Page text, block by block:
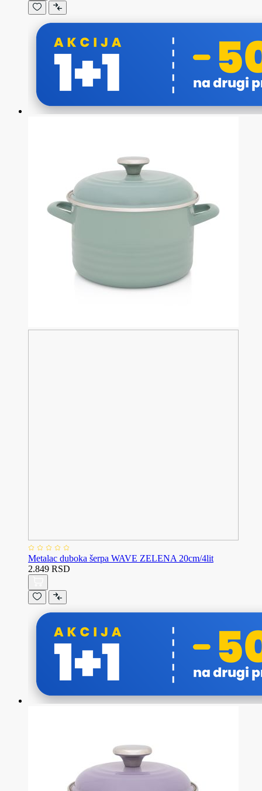
Metalac duboka šerpa WAVE ZELENA 20cm/4lit
2.849 RSD